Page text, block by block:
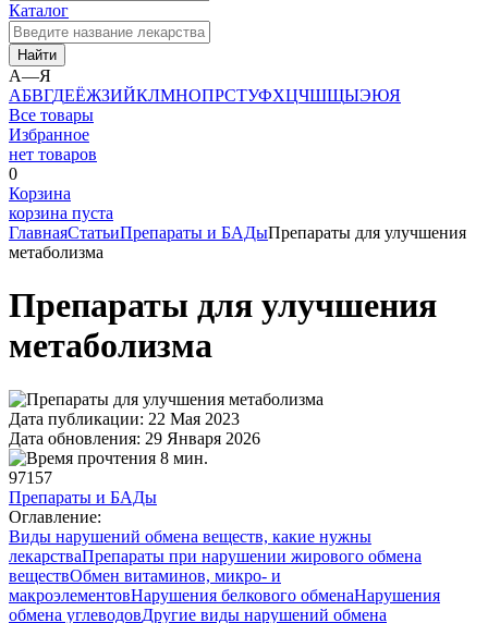
Каталог
Найти
А—Я
АБВГДЕЁЖЗИЙКЛМНОПРСТУФХЦЧШЩЫЭЮЯ
Все товары
Избранное
нет товаров
0
Корзина
корзина пуста
ГлавнаяСтатьиПрепараты и БАДыПрепараты для улучшения
метаболизма
Препараты для улучшения
метаболизма
Дата публикации: 22 Мая 2023
Дата обновления: 29 Января 2026
8 мин.
97157
Препараты и БАДы
Оглавление:
Виды нарушений обмена веществ, какие нужны
лекарстваПрепараты при нарушении жирового обмена
веществОбмен витаминов, микро- и
макроэлементовНарушения белкового обменаНарушения
обмена углеводовДругие виды нарушений обмена